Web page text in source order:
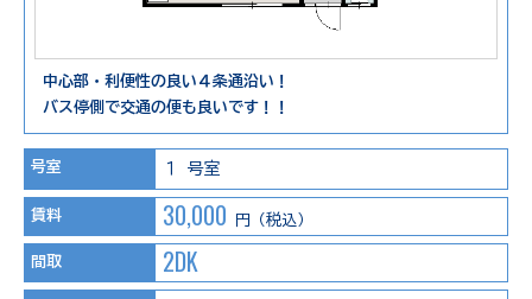
中心部・利便性の良い４条通沿い！
バス停側で交通の便も良いです！！
号室 １ 号室
賃料 30,000 円（税込）
間取 2DK